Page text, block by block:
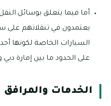
أما فيما يتعلق بوسائل
يعتمدون في تنقلاتهم على
السيارات الخاصة لكونها
على الحدود ما بين إمارة دبي
الخدمات والمرافق